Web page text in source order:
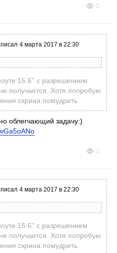
2
4 марта 2017 в 22:30
написал 4 марта 2017 в 17:43
не видно почти ничего:(
15.6'' с разрешением
получается. Хотя попробую
скрина помудрить.
облегчающий задачу:)
2
4 марта 2017 в 22:30
написал 4 марта 2017 в 17:43
не видно почти ничего:(
15.6'' с разрешением
получается. Хотя попробую
скрина помудрить.